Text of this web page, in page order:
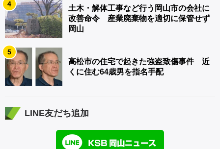
4
土木・解体工事など行う岡山市の会社に
改善命令 産業廃棄物を適切に保管せず
岡山
5
高松市の住宅で起きた強盗致傷事件 近
くに住む64歳男を指名手配
LINE友だち追加